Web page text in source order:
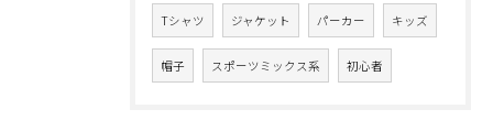
Tシャツ ジャケット パーカー キッズ
帽子 スポーツミックス系 初心者